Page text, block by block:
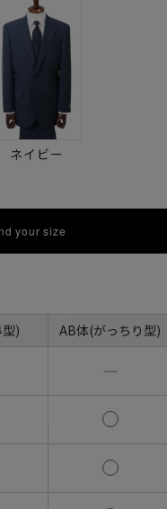
ネイビー
your size
) AB体(がっちり型)
―